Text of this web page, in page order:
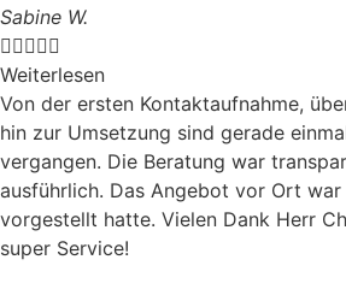
Sabine W.

Weiterlesen
Von der ersten Kontaktaufnahme,
hin zur Umsetzung sind gerade
vergangen. Die Beratung war
ausführlich. Das Angebot vor Ort
vorgestellt hatte. Vielen Dank Herr
super Service!